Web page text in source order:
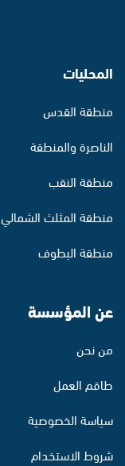
المحليات
منطقة القدس
الناصرة والمنطقة
منطقة النقب
منطقة المثلث الشمالي
منطقة البطوف
عن المؤسسة
من نحن
طاقم العمل
سياسة الخصوصية
شروط الاستخدام